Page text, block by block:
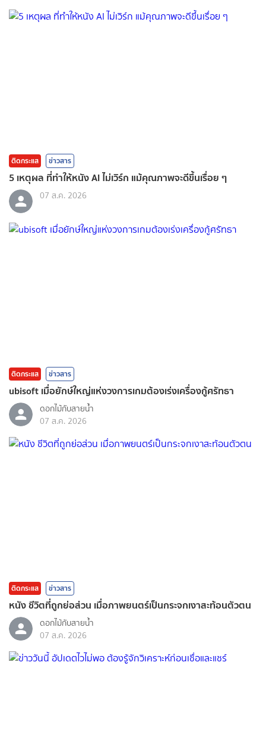
ติดกระแส ข่าวสาร
5 เหตุผล ที่ทำให้หนัง AI ไม่เวิร์ก แม้คุณภาพจะดีขึ้นเรื่อย ๆ
07 ส.ค. 2026
ติดกระแส ข่าวสาร
ubisoft เมื่อยักษ์ใหญ่แห่งวงการเกมต้องเร่งเครื่องกู้ศรัทธา
ดอกไม้กับสายน้ำ
07 ส.ค. 2026
ติดกระแส ข่าวสาร
หนัง ชีวิตที่ถูกย่อส่วน เมื่อภาพยนตร์เป็นกระจกเงาสะท้อนตัวตน
ดอกไม้กับสายน้ำ
07 ส.ค. 2026